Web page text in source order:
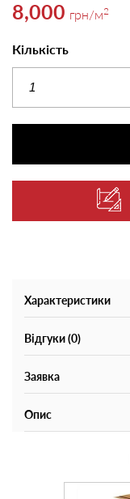
8,000 грн/м2
Кількість
Характеристики
Відгуки (0)
Заявка
Опис